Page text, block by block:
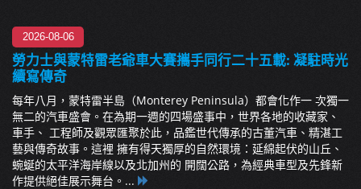
2026-08-06
勞力士與蒙特雷老爺車大賽攜手同行二十五載: 凝駐時光
續寫傳奇
每年八月，蒙特雷半島（Monterey Peninsula）都會化作一 次獨一
無二的汽車盛會。在為期一週的四場盛事中，世界各地的收藏家、
車手、 工程師及觀眾匯聚於此，品鑑世代傳承的古董汽車、精湛工
藝與傳奇故事。這裡 擁有得天獨厚的自然環境：延綿起伏的山丘、
蜿蜒的太平洋海岸線以及北加州的 開闊公路，為經典車型及先鋒新
作提供絕佳展示舞台。...